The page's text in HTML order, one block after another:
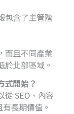
包含了主管階
而且不同產業
於北部區域。
式開始？
從 SEO、內容
長期價值。